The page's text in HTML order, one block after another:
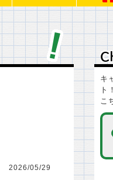
2026/05/29
Ｃ
Ｃ
キ
ト
こ